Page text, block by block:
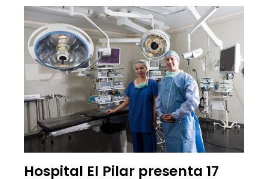
Hospital El Pilar presenta 17